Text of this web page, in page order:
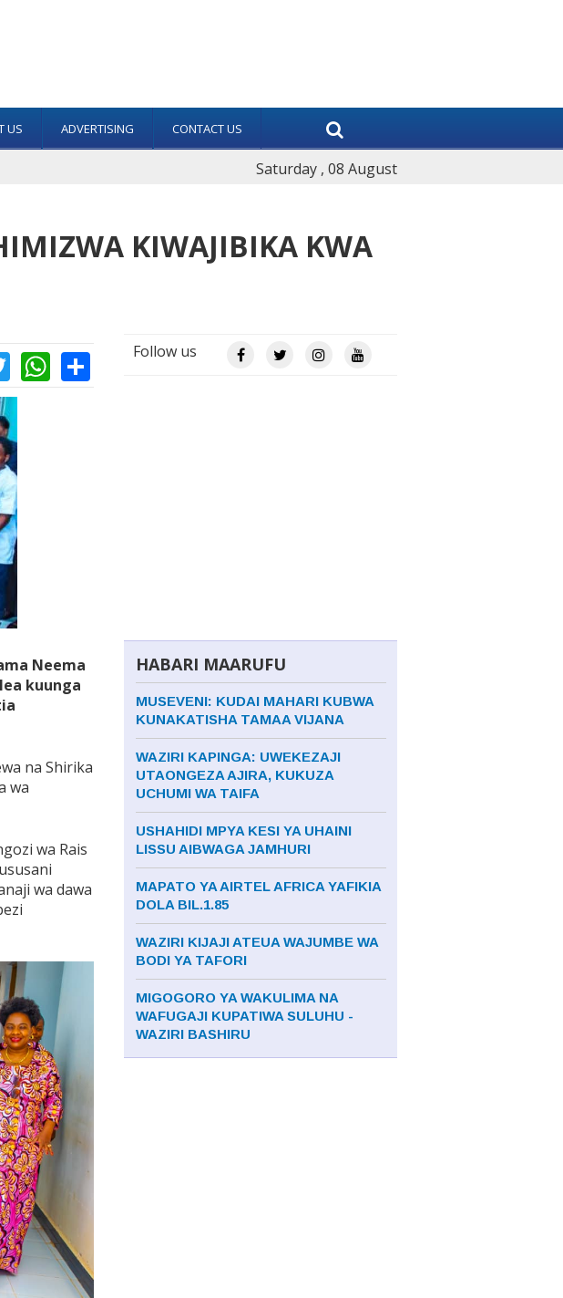
US ADVERTISING CONTACT US
Saturday , 08 August
KIWAJIBIKA KWA
TwitterWhatsApp
Share
Neema
kuunga
na Shirika
wa
wa Rais
wa dawa
BackFollow us
HABARI MAARUFU
MUSEVENI: KUDAI MAHARI KUBWA
KUNAKATISHA TAMAA VIJANA
WAZIRI KAPINGA: UWEKEZAJI
UTAONGEZA AJIRA, KUKUZA
UCHUMI WA TAIFA
USHAHIDI MPYA KESI YA UHAINI
LISSU AIBWAGA JAMHURI
MAPATO YA AIRTEL AFRICA YAFIKIA
DOLA BIL.1.85
WAZIRI KIJAJI ATEUA WAJUMBE WA
BODI YA TAFORI
MIGOGORO YA WAKULIMA NA
WAFUGAJI KUPATIWA SULUHU -
WAZIRI BASHIRU